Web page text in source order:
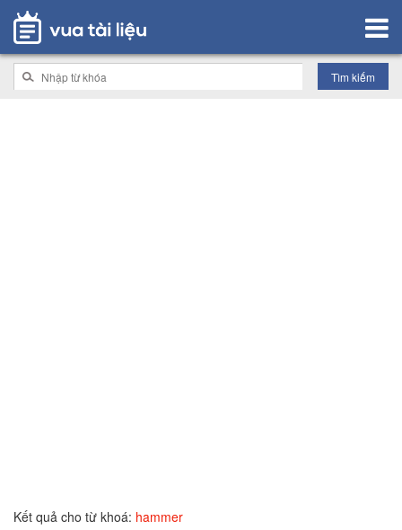
Kết quả cho từ khoá: hammer